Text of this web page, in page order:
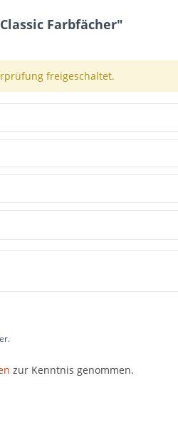
Farbfächer"
freigeschaltet.
zur Kenntnis genommen.